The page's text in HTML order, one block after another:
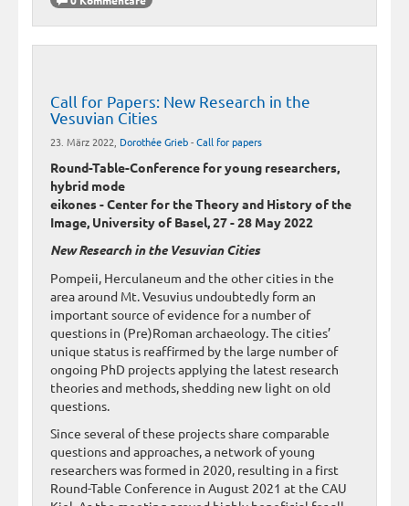
Call for Papers: New Research in the
Vesuvian Cities
23. März 2022, Dorothée Grieb-Call for papers
Round-Table-Conference for young researchers,
hybrid mode
eikones - Center for the Theory and History of the
Image, University of Basel, 27 - 28 May 2022
New Research in the Vesuvian Cities
Pompeii, Herculaneum and the other cities in the
area around Mt. Vesuvius undoubtedly form an
important source of evidence for a number of
questions in (Pre)Roman archaeology. The cities’
unique status is reaffirmed by the large number of
ongoing PhD projects applying the latest research
theories and methods, shedding new light on old
questions.
Since several of these projects share comparable
questions and approaches, a network of young
researchers was formed in 2020, resulting in a first
Round-Table Conference in August 2021 at the CAU